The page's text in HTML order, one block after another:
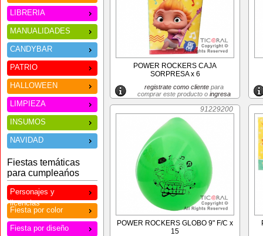
LIBRERIA
MANUALIDADES
CANDYBAR
PATRIO
HALLOWEEN
LIMPIEZA
INSUMOS
NAVIDAD
Fiestas temáticas
para cumpleańos
Personajes y
licencias
Fiesta por color
Fiesta por diseño
POWER ROCKERS CAJA
SORPRESA x 6
registrate como clientepara
comprar este producto o ingresa
91229200
POWER ROCKERS GLOBO 9" F/C x
15